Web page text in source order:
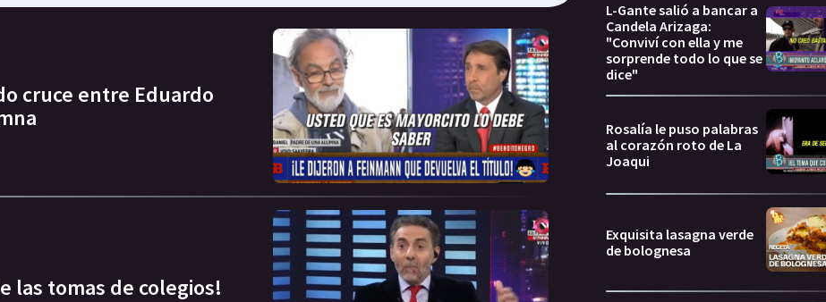
cruce entre Eduardo
las tomas de colegios!
L-Gante salió a bancar a
Candela Arizaga:
"Conviví con ella y me
sorprende todo lo que se
dice"
Rosalía le puso palabras
al corazón roto de La
Joaqui
Exquisita lasagna verde
de bolognesa